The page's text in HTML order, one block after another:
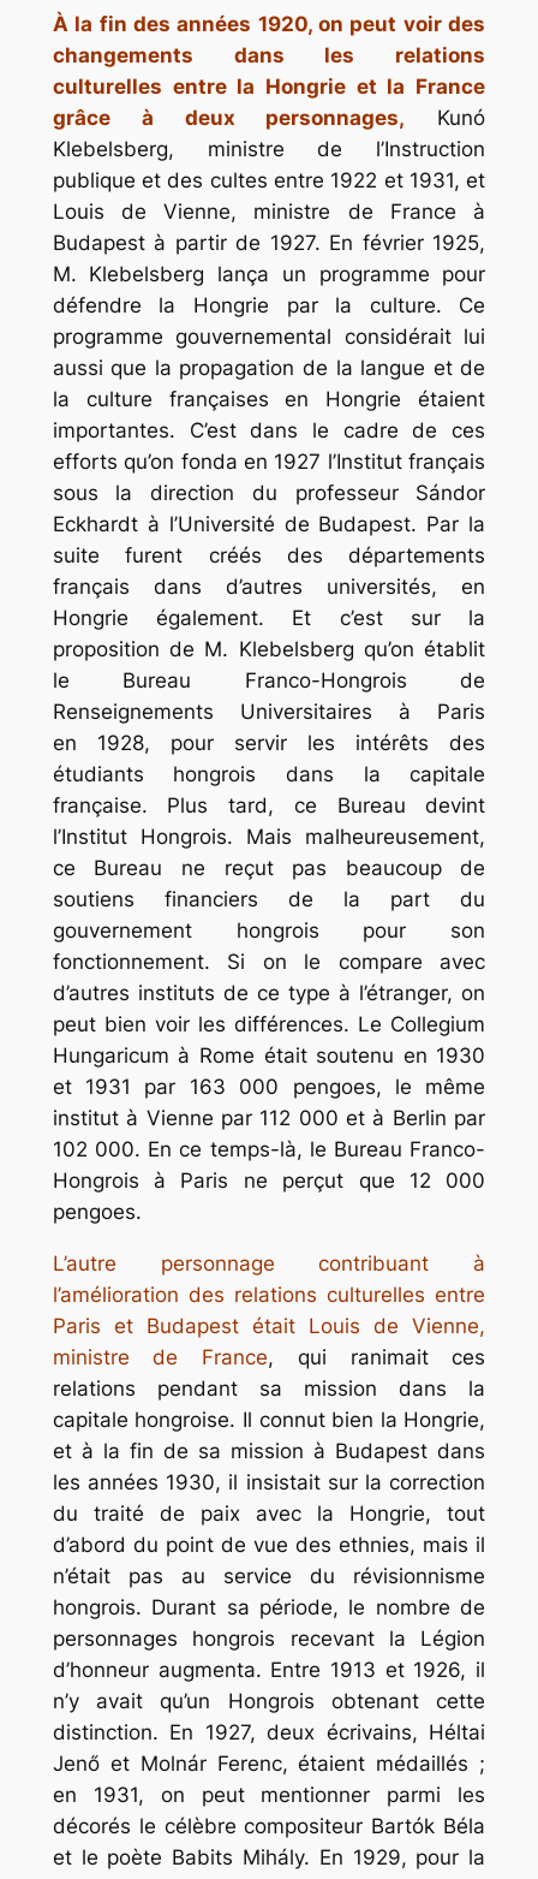
À la fin des années 1920, on peut voir des
changements dans les relations
culturelles entre la Hongrie et la France
grâce
à deux personnages, Kunó
Klebelsberg, ministre de l’Instruction
publique et des cultes entre 1922 et 1931, et
Louis de Vienne, ministre de France à
Budapest à partir de 1927. En février 1925,
M. Klebelsberg lança un programme pour
défendre la Hongrie par la culture. Ce
programme gouvernemental considérait lui
aussi que la propagation de la langue et de
la culture françaises en Hongrie étaient
importantes. C’est dans le cadre de ces
efforts qu’on fonda en 1927 l’Institut français
sous la direction du professeur Sándor
Eckhardt à l’Université de Budapest. Par la
suite furent créés des départements
français dans d’autres universités, en
Hongrie également. Et c’est sur la
proposition de M. Klebelsberg qu’on établit
le Bureau Franco-Hongrois de
Renseignements Universitaires à Paris
en 1928, pour servir les intérêts des
étudiants hongrois dans la capitale
française. Plus tard, ce Bureau devint
l’Institut Hongrois. Mais malheureusement,
ce Bureau ne reçut pas beaucoup de
soutiens financiers de la part du
gouvernement hongrois pour son
fonctionnement. Si on le compare avec
d’autres instituts de ce type à l’étranger, on
peut bien voir les différences. Le Collegium
Hungaricum à Rome était soutenu en 1930
et 1931 par 163 000 pengoes, le même
institut à Vienne par 112 000 et à Berlin par
102 000. En ce temps-là, le Bureau Franco-
Hongrois à Paris ne perçut que 12 000
pengoes.
L’autre personnage contribuant à
l’amélioration des relations culturelles entre
Paris et Budapest était Louis de Vienne,
ministre de France, qui ranimait ces
relations pendant sa mission dans la
capitale hongroise. Il connut bien la Hongrie,
et à la fin de sa mission à Budapest dans
les années 1930, il insistait sur la correction
du traité de paix avec la Hongrie, tout
d’abord du point de vue des ethnies, mais il
n’était pas au service du révisionnisme
hongrois. Durant sa période, le nombre de
personnages hongrois recevant la Légion
d’honneur augmenta. Entre 1913 et 1926, il
n’y avait qu’un Hongrois obtenant cette
distinction. En 1927, deux écrivains, Héltai
Jenő et Molnár Ferenc, étaient médaillés ;
en 1931, on peut mentionner parmi les
décorés le célèbre compositeur Bartók Béla
et le poète Babits Mihály. En 1929, pour la